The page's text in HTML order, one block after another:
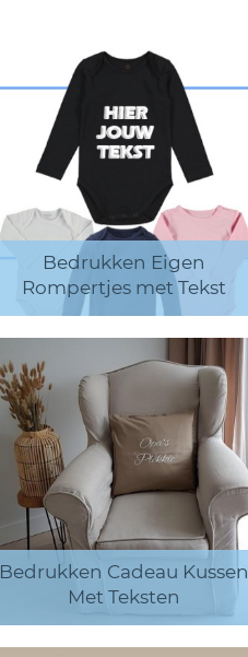
Bedrukken Eigen
Rompertjes met Tekst
Bedrukken Cadeau Kussen
Met Teksten